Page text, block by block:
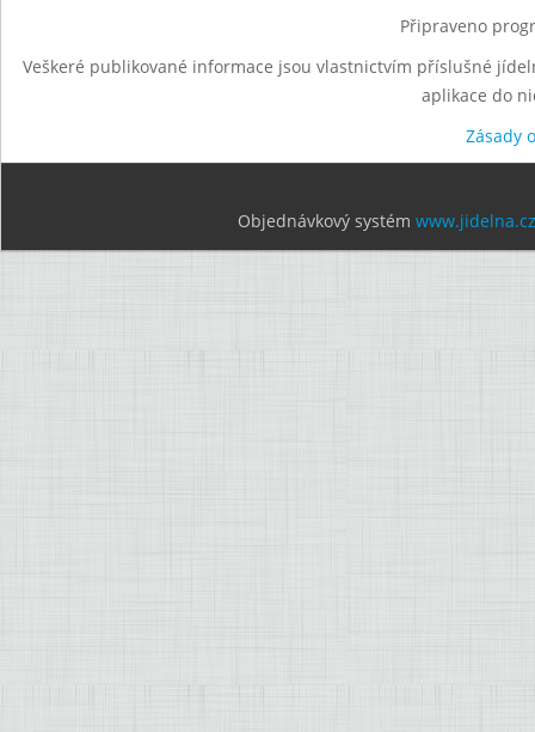
Připraveno
Veškeré publikované informace jsou vlastnictvím příslušné
aplikace do
Zásady
Objednávkový systém www.jidelna.cz